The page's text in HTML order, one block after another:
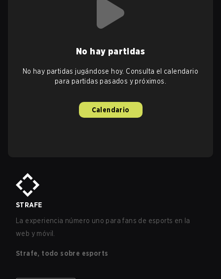
No hay partidas
No hay partidas jugándose hoy. Consulta el calendario
para partidas pasados y próximos.
Calendario
STRAFE
La experiencia número uno para fans de esports en la
web y móvil.
Strafe, todo sobre esports